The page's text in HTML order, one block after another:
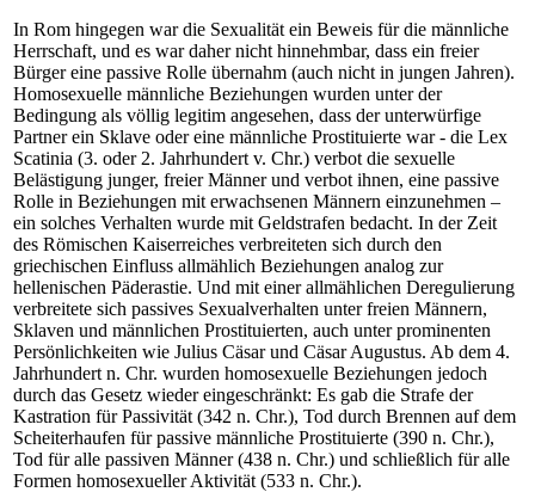
In Rom hingegen war die Sexualität ein Beweis für die männliche
Herrschaft, und es war daher nicht hinnehmbar, dass ein freier
Bürger eine passive Rolle übernahm (auch nicht in jungen Jahren).
Homosexuelle männliche Beziehungen wurden unter der
Bedingung als völlig legitim angesehen, dass der unterwürfige
Partner ein Sklave oder eine männliche Prostituierte war - die Lex
Scatinia (3. oder 2. Jahrhundert v. Chr.) verbot die sexuelle
Belästigung junger, freier Männer und verbot ihnen, eine passive
Rolle in Beziehungen mit erwachsenen Männern einzunehmen –
ein solches Verhalten wurde mit Geldstrafen bedacht. In der Zeit
des Römischen Kaiserreiches verbreiteten sich durch den
griechischen Einfluss allmählich Beziehungen analog zur
hellenischen Päderastie. Und mit einer allmählichen Deregulierung
verbreitete sich passives Sexualverhalten unter freien Männern,
Sklaven und männlichen Prostituierten, auch unter prominenten
Persönlichkeiten wie Julius Cäsar und Cäsar Augustus. Ab dem 4.
Jahrhundert n. Chr. wurden homosexuelle Beziehungen jedoch
durch das Gesetz wieder eingeschränkt: Es gab die Strafe der
Kastration für Passivität (342 n. Chr.), Tod durch Brennen auf dem
Scheiterhaufen für passive männliche Prostituierte (390 n. Chr.),
Tod für alle passiven Männer (438 n. Chr.) und schließlich für alle
Formen homosexueller Aktivität (533 n. Chr.).